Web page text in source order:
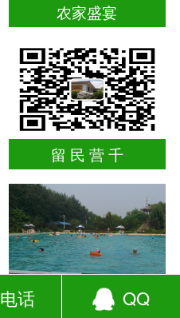
农家盛宴
留 民 营 千
留民营生态科普公
电话 QQ